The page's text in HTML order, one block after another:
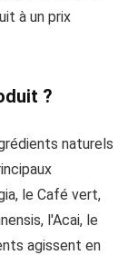
à un prix
?
naturels
le Café vert,
l'Acai, le
agissent en